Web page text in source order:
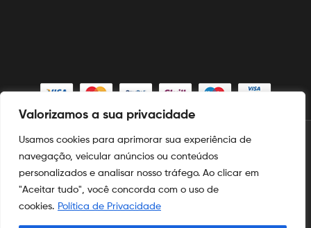
Valorizamos a sua privacidade
Usamos cookies para aprimorar sua experiência de
navegação, veicular anúncios ou conteúdos
personalizados e analisar nosso tráfego. Ao clicar em
"Aceitar tudo", você concorda com o uso de
cookies. Política de Privacidade
Aymoré FogoseAymoré Armassão marcas registradas no
nos termos das leis de propriedade intelectual e industrial.